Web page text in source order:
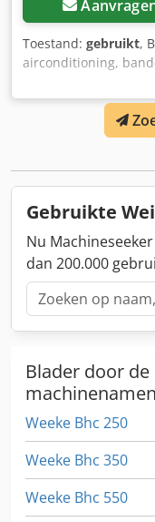
Toestand: gebruikt,
airconditioning,
hydraulische
Gebruikte
Nu
dan 200.000
Blader door
Weeke Bhc 250
Weeke Bhc 350
Weeke Bhc 550